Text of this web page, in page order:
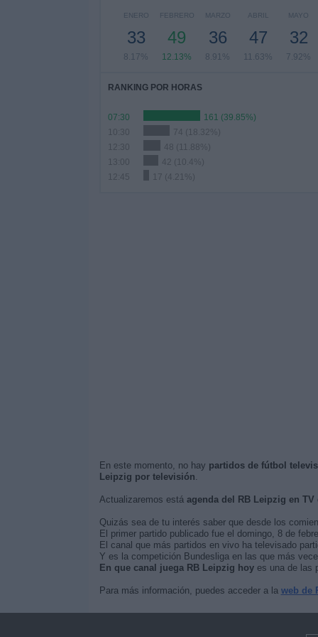
ENERO
33
8.17%
FEBRERO
49
12.13%
MARZO
36
8.91%
ABRIL
47
11.63%
MAYO
32
7.92%
RANKING POR HORAS
07:30
161 (39.85%)
10:30
74 (18.32%)
12:30
48 (11.88%)
13:00
42 (10.4%)
12:45
17 (4.21%)
En este momento, no hay partidos de fútbol
Leipzig por televisión.
Actualizaremos está agenda del RB Leipzig en TV
Quizás sea de tu interés saber que desde los
El primer partido publicado fue el domingo, 8 de
El canal que más partidos en vivo ha televisado
Y es la competición Bundesliga en las que más
En que canal juega RB Leipzig hoyes una de las
Para más información, puedes acceder a la web de